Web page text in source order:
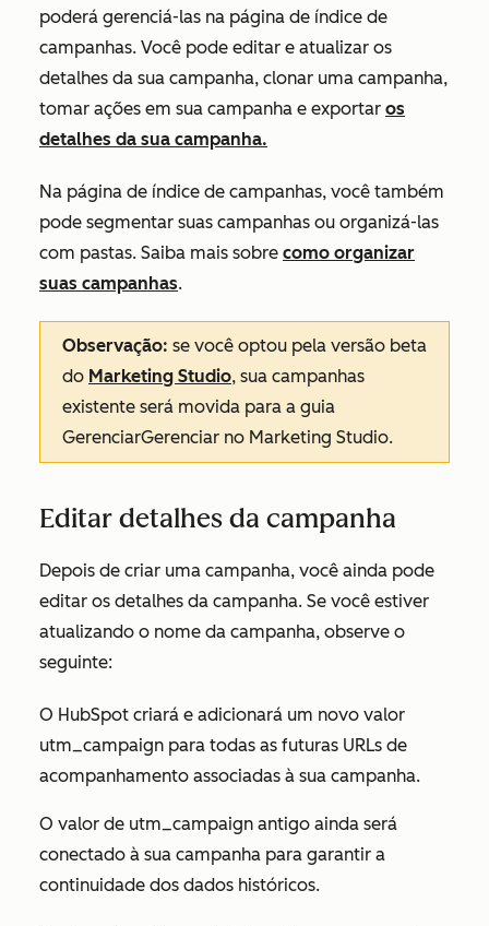
poderá gerenciá-las na página de índice de
campanhas. Você pode editar e atualizar os
detalhes da sua campanha, clonar uma campanha,
tomar ações em sua campanha e exportar os
detalhes da sua campanha.
Na página de índice de campanhas, você também
pode segmentar suas campanhas ou organizá-las
com pastas. Saiba mais sobre como organizar
suas campanhas.
Observação: se você optou pela versão beta
do Marketing Studio, sua campanhas
existente será movida para a guia
GerenciarGerenciar no Marketing Studio.
Editar detalhes da campanha
Depois de criar uma campanha, você ainda pode
editar os detalhes da campanha. Se você estiver
atualizando o nome da campanha, observe o
seguinte:
O HubSpot criará e adicionará um novo valor
utm_campaign para todas as futuras URLs de
acompanhamento associadas à sua campanha.
O valor de utm_campaign antigo ainda será
conectado à sua campanha para garantir a
continuidade dos dados históricos.